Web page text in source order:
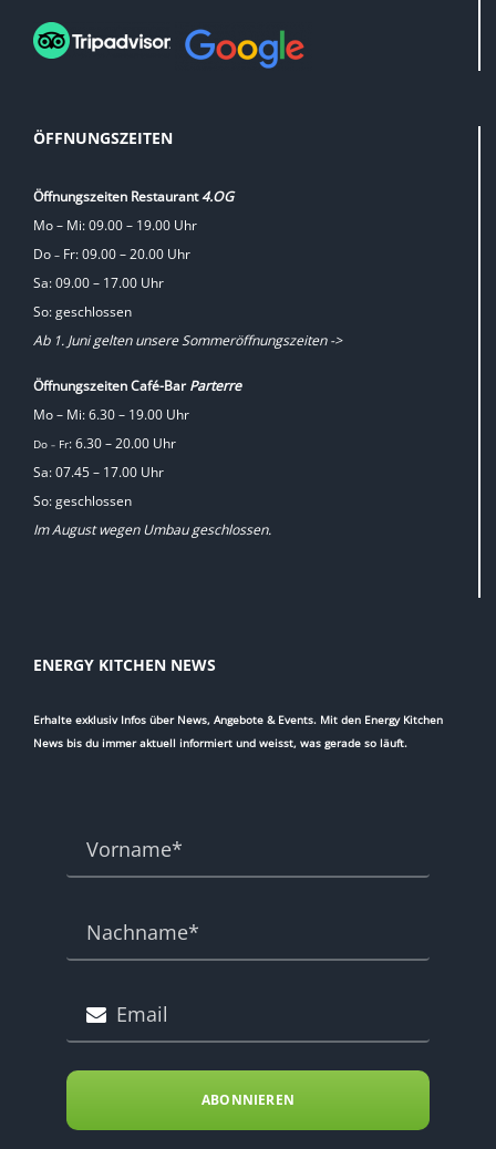
ÖFFNUNGSZEITEN
Öffnungszeiten Restaurant4.OG
Mo – Mi: 09.00 – 19.00 Uhr
Do – Fr: 09.00 – 20.00 Uhr
Sa: 09.00 – 17.00 Uhr
So: geschlossen
Ab 1. Juni gelten unsere Sommeröffnungszeiten ->
Öffnungszeiten Café-BarParterre
Mo – Mi: 6.30 – 19.00 Uhr
Do – Fr: 6.30 – 20.00 Uhr
Sa: 07.45 – 17.00 Uhr
So: geschlossen
Im August wegen Umbau geschlossen.
ENERGY KITCHEN NEWS
Erhalte exklusiv Infos über News, Angebote & Events. Mit den Energy Kitchen
News bis du immer aktuell informiert und weisst, was gerade so läuft.
ABONNIEREN